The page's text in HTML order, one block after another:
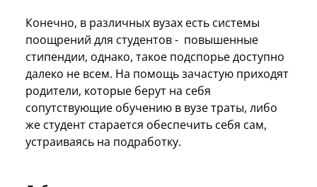
Конечно, в различных вузах есть системы
поощрений для студентов - повышенные
стипендии, однако, такое подспорье доступно
далеко не всем. На помощь зачастую приходят
родители, которые берут на себя
сопутствующие обучению в вузе траты, либо
же студент старается обеспечить себя сам,
устраиваясь на подработку.